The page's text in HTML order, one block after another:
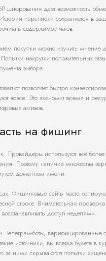
шифрования даёт возможность
переписки сохраняется в
содержимое чатов.
покупки можно изучить мнение
накрутки положительных
выбора.
позволяет быстро
вовсе. Это экономит время и
активов.
на фишинг
Провайдеры используют всё
Поэтому наличие множества
доменном имени.
Фишинговые сайты часто
строке. Внимательная проверка
доступ неделями.
боты, верифицированные
источники, вы всегда будете в
за ними скрываются попытки